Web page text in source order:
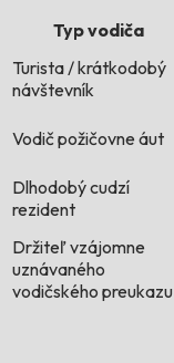
Typ vodiča
Turista / krátkodobý
návštevník
Vodič požičovne áut
Dlhodobý cudzí
rezident
Držiteľ vzájomne
uznávaného
vodičského preukazu